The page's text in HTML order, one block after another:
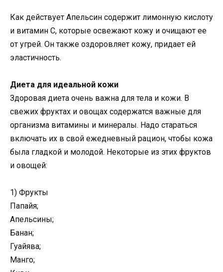
Как действует Апельсин содержит лимонную кислоту
и витамин С, которые освежают кожу и очищают ее
от угрей. Он также оздоровляет кожу, придает ей
эластичность.
Диета для идеальной кожи
Здоровая диета очень важна для тела и кожи. В
свежих фруктах и овощах содержатся важные для
организма витамины и минералы. Надо стараться
включать их в свой ежедневный рацион, чтобы кожа
была гладкой и молодой. Некоторые из этих фруктов
и овощей:
1) Фрукты
Папайя;
Апельсины;
Банан;
Гуайява;
Манго;